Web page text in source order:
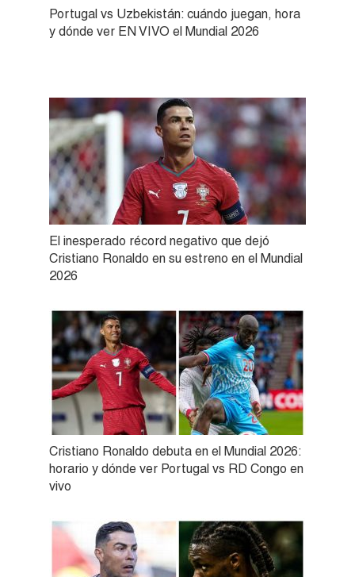
Portugal vs Uzbekistán: cuándo juegan, hora
y dónde ver EN VIVO el Mundial 2026
El inesperado récord negativo que dejó
Cristiano Ronaldo en su estreno en el Mundial
2026
Cristiano Ronaldo debuta en el Mundial 2026:
horario y dónde ver Portugal vs RD Congo en
vivo